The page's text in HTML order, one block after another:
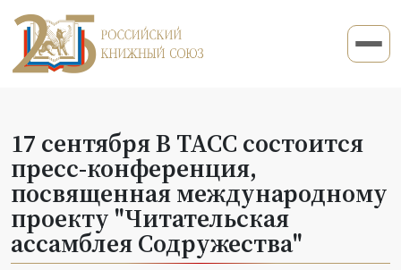
17 сентября В ТАСС состоится
пресс-конференция,
посвященная международному
проекту "Читательская
ассамблея Содружества"